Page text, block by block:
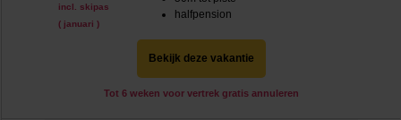
incl. skipas
( januari )
halfpension
Bekijk deze vakantie
Tot 6 weken voor vertrek gratis annuleren